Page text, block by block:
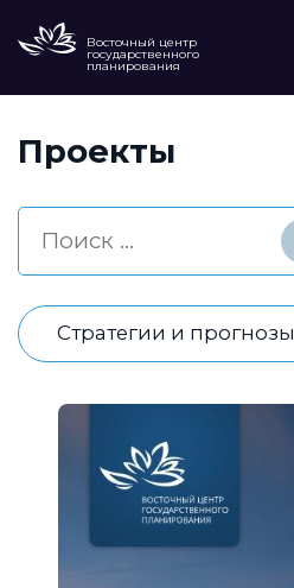
Восточный центр
государственного
планирования
Проекты
Стратегии и прогнозы